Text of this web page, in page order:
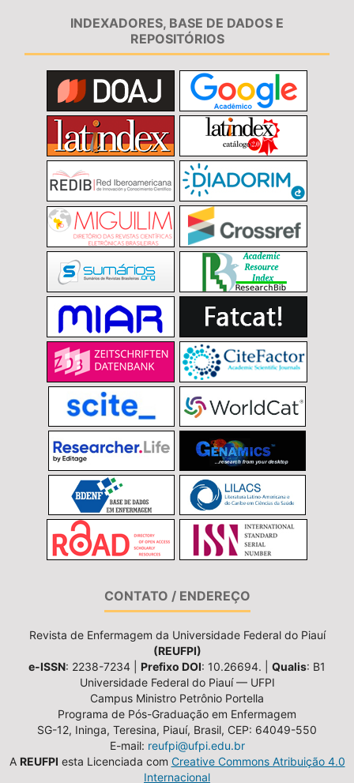
INDEXADORES, BASE DE DADOS E
REPOSITÓRIOS
CONTATO / ENDEREÇO
Revista de Enfermagem da Universidade Federal do Piauí
(REUFPI)
e-ISSN: 2238-7234 | Prefixo DOI: 10.26694. | Qualis: B1
Universidade Federal do Piauí — UFPI
Campus Ministro Petrônio Portella
Programa de Pós-Graduação em Enfermagem
SG-12, Ininga, Teresina, Piauí, Brasil, CEP: 64049-550
E-mail: reufpi@ufpi.edu.br
A REUFPI esta Licenciada com Creative Commons Atribuição 4.0
Internacional